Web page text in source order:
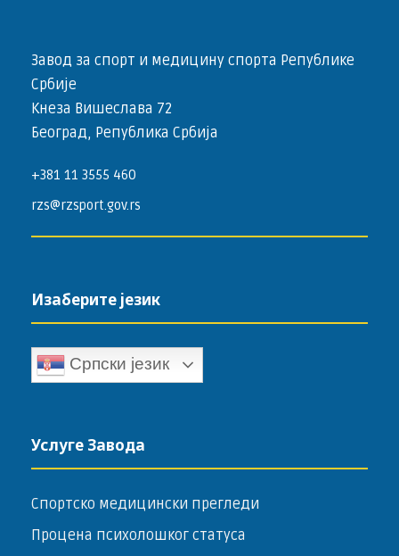
Завод за спорт и медицину спорта Републике
Србије
Кнеза Вишеслава 72
Београд, Република Србија
+381 11 3555 460
rzs@rzsport.gov.rs
Изаберите језик
Српски језик
Услуге Завода
Спортско медицински прегледи
Процена психолошког статуса